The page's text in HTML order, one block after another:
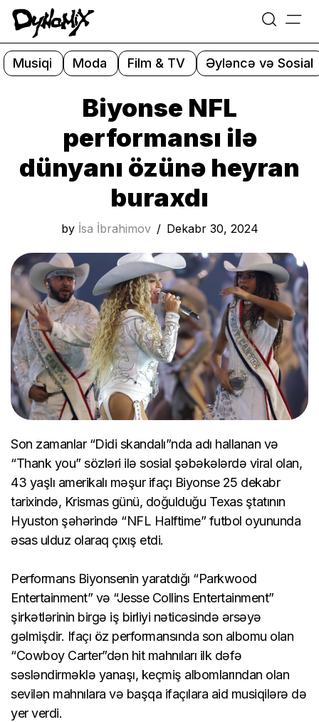
Skip
to
content
=
Musiqi Moda Film & TV Əyləncə və Sosial
Biyonse NFL
performansı ilə
dünyanı özünə heyran
buraxdı
by İsa İbrahimov Dekabr 30, 2024
Son zamanlar “Didi skandalı”nda adı hallanan və
“Thank you” sözləri ilə sosial şəbəkələrdə viral olan,
43 yaşlı amerikalı məşur ifaçı Biyonse 25 dekabr
tarixində, Krismas günü, doğulduğu Texas ştatının
Hyuston şəhərində “NFL Halftime” futbol oyununda
əsas ulduz olaraq çıxış etdi.
Performans Biyonsenin yaratdığı “Parkwood
Entertainment” və “Jesse Collins Entertainment”
şirkətlərinin birgə iş birliyi nəticəsində ərsəyə
gəlmişdir. Ifaçı öz performansında son albomu olan
“Cowboy Carter”dən hit mahnıları ilk dəfə
səsləndirməklə yanaşı, keçmiş albomlarından olan
sevilən mahnılara və başqa ifaçılara aid musiqilərə də
yer verdi.